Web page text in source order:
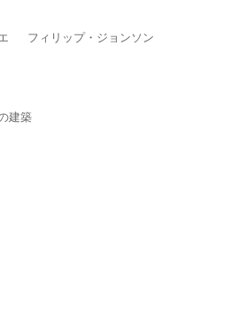
フィリップ・ジョンソン
建築